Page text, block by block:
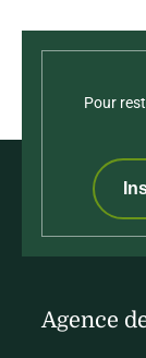
Pour
Agence